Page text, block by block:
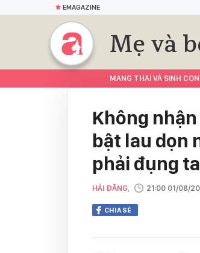
EMAGAZINE
Mẹ và
MANG THAI VÀ SINH CON
Không
bật lau dọn
phải đụng
HẢI ĐĂNG, 21:00 01/08/
CHIA SẺ